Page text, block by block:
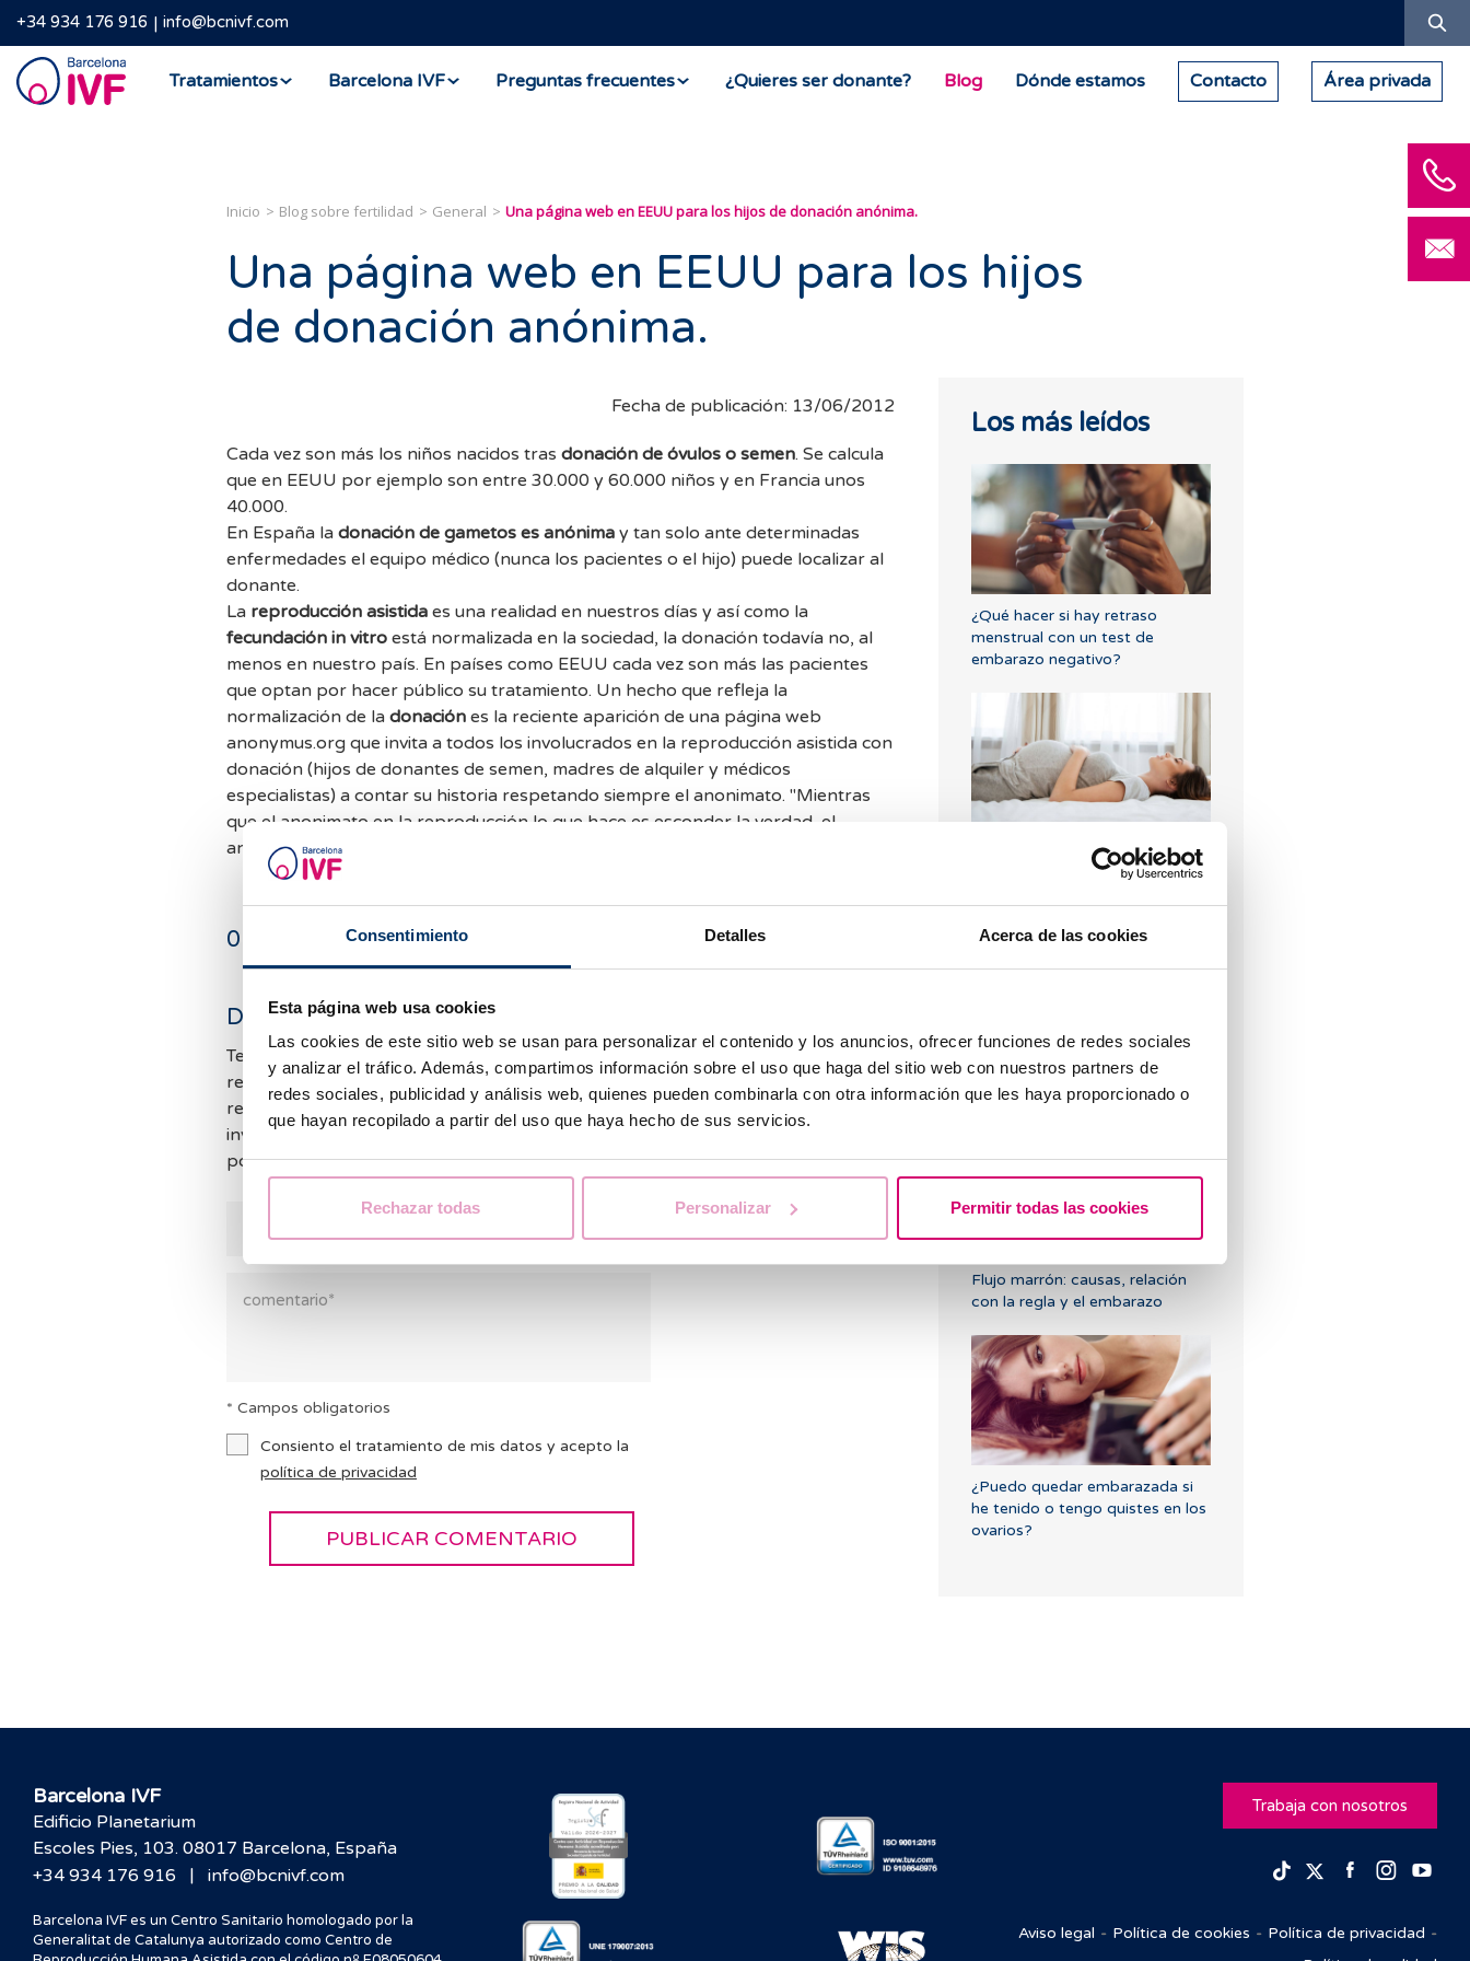
Consentimiento Detalles Acerca de las cookies
Esta página web usa cookies
Las cookies de este sitio web se usan para personalizar el contenido y los anuncios, ofrecer funciones de redes sociales
y analizar el tráfico. Además, compartimos información sobre el uso que haga del sitio web con nuestros partners de
redes sociales, publicidad y análisis web, quienes pueden combinarla con otra información que les haya proporcionado o
que hayan recopilado a partir del uso que haya hecho de sus servicios.
Rechazar todas Personalizar Permitir todas las cookies
+34 934 176 916 info@bcnivf.com
Barcelona
IVF
Tratamientos Barcelona IVF Preguntas frecuentes ¿Quieres ser donante? Blog Dónde estamos Contacto Área privada
Inicio Blog sobre fertilidad General Una página web en EEUU para los hijos de donación anónima.
Una página web en EEUU para los hijos
de donación anónima.
Fecha de publicación: 13/06/2012
Cada vez son más los niños nacidos tras donación de óvulos o semen. Se calcula
que en EEUU por ejemplo son entre 30.000 y 60.000 niños y en Francia unos
40.000.
En España la donación de gametos es anónima y tan solo ante determinadas
enfermedades el equipo médico (nunca los pacientes o el hijo) puede localizar al
donante.
La reproducción asistida es una realidad en nuestros días y así como la
fecundación in vitro está normalizada en la sociedad, la donación todavía no, al
menos en nuestro país. En países como EEUU cada vez son más las pacientes
que optan por hacer público su tratamiento. Un hecho que refleja la
normalización de la donación es la reciente aparición de una página web
anonymus.org que invita a todos los involucrados en la reproducción asistida con
donación (hijos de donantes de semen, madres de alquiler y médicos
especialistas) a contar su historia respetando siempre el anonimato. "Mientras
que el anonimato en la reproducción lo que hace es esconder la verdad, el
anonimato a la hora de contar historias ayudará a revelarla", se afirma en la web.
0 comentarios
Deja un comentario
Tenemos muchas consultas y no nos es posible
responder a todos los comentarios. Intentaremos
responder lo antes posible. Mientras tanto te
invitamos a consultar nuestras
por si
podemos ayudarte.
* Campos obligatorios
Consiento el tratamiento de mis datos y acepto la
política de privacidad
Los más leídos
¿Qué hacer si hay retraso
menstrual con un test de
embarazo negativo?
Curva larga de glucosa o TTOG:
todo lo que debes saber sobre
¿Cuáles son los síntomas de
implantación embrionaria?
Flujo marrón: causas, relación
con la regla y el embarazo
¿Puedo quedar embarazada si
he tenido o tengo quistes en los
ovarios?
Barcelona IVF
Edificio Planetarium
Escoles Pies, 103. 08017 Barcelona, España
+34 934 176 916
| info@bcnivf.com
Barcelona IVF es un Centro Sanitario homologado por la
Generalitat de Catalunya autorizado como Centro de
Trabaja con nosotros
TikTokTwitterFacebook
Aviso legal Política de cookies
Política de privacidad